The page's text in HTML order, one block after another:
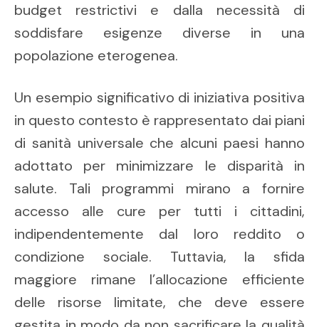
budget restrictivi e dalla necessità di
soddisfare esigenze diverse in una
popolazione eterogenea.
Un esempio significativo di iniziativa positiva
in questo contesto è rappresentato dai piani
di sanità universale che alcuni paesi hanno
adottato per minimizzare le disparità in
salute. Tali programmi mirano a fornire
accesso alle cure per tutti i cittadini,
indipendentemente dal loro reddito o
condizione sociale. Tuttavia, la sfida
maggiore rimane l’allocazione efficiente
delle risorse limitate, che deve essere